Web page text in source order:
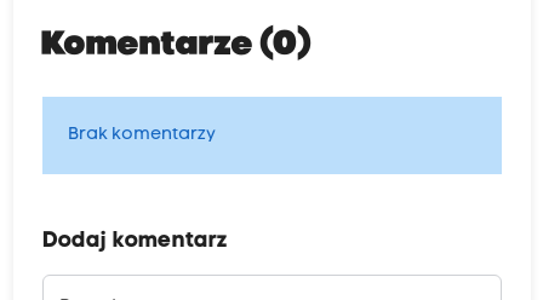
Komentarze (0)
Brak komentarzy
Dodaj komentarz